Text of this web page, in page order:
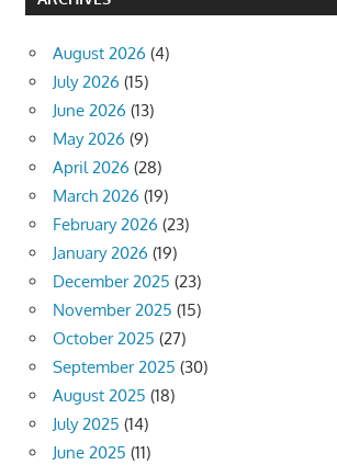
August 2026 (4)
July 2026 (15)
June 2026 (13)
May 2026 (9)
April 2026 (28)
March 2026 (19)
February 2026 (23)
January 2026 (19)
December 2025 (23)
November 2025 (15)
October 2025 (27)
September 2025 (30)
August 2025 (18)
July 2025 (14)
June 2025 (11)